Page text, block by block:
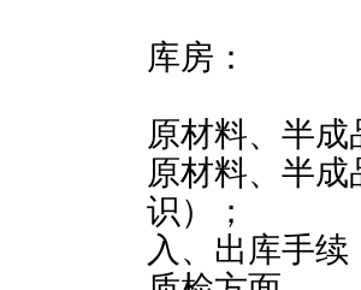
库房：
原材料、半
原材料、半
识）；
入、出库手续